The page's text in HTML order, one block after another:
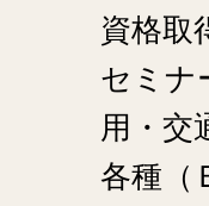
資格取
セミナ
用・交
各種（